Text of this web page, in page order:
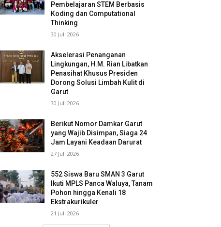
Pembelajaran STEM Berbasis
Koding dan Computational
Thinking
30 Juli 2026
Akselerasi Penanganan
Lingkungan, H.M. Rian Libatkan
Penasihat Khusus Presiden
Dorong Solusi Limbah Kulit di
Garut
30 Juli 2026
Berikut Nomor Damkar Garut
yang Wajib Disimpan, Siaga 24
Jam Layani Keadaan Darurat
27 Juli 2026
552 Siswa Baru SMAN 3 Garut
Ikuti MPLS Panca Waluya, Tanam
Pohon hingga Kenali 18
Ekstrakurikuler
21 Juli 2026